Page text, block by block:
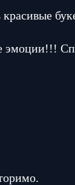
эмоции!!!